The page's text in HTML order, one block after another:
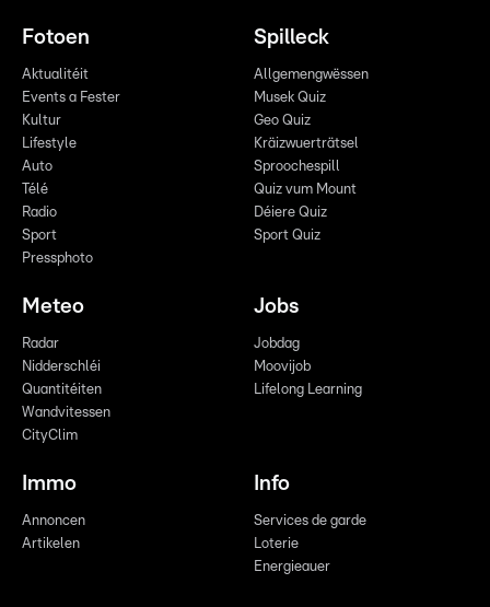
Fotoen
Aktualitéit
Events a Fester
Kultur
Lifestyle
Auto
Télé
Radio
Sport
Pressphoto
Spilleck
Allgemengwëssen
Musek Quiz
Geo Quiz
Kräizwuerträtsel
Sproochespill
Quiz vum Mount
Déiere Quiz
Sport Quiz
Meteo
Radar
Nidderschléi
Quantitéiten
Wandvitessen
CityClim
Jobs
Jobdag
Moovijob
Lifelong Learning
Immo
Annoncen
Artikelen
Info
Services de garde
Loterie
Energieauer